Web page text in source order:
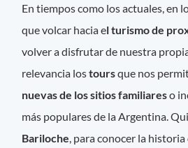
En tiempos como los actuales, en
que volcar hacia el turismo de
volver a disfrutar de nuestra
relevancia lostoursque nos
nuevas de los sitios familiareso
más populares de la Argentina.
Bariloche , para conocer la